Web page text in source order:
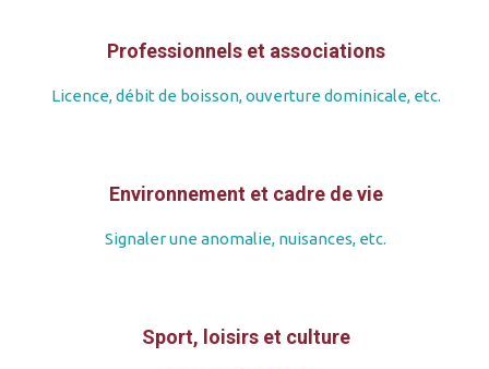
Professionnels et associations
Licence, débit de boisson, ouverture dominicale, etc.
Environnement et cadre de vie
Signaler une anomalie, nuisances, etc.
Sport, loisirs et culture